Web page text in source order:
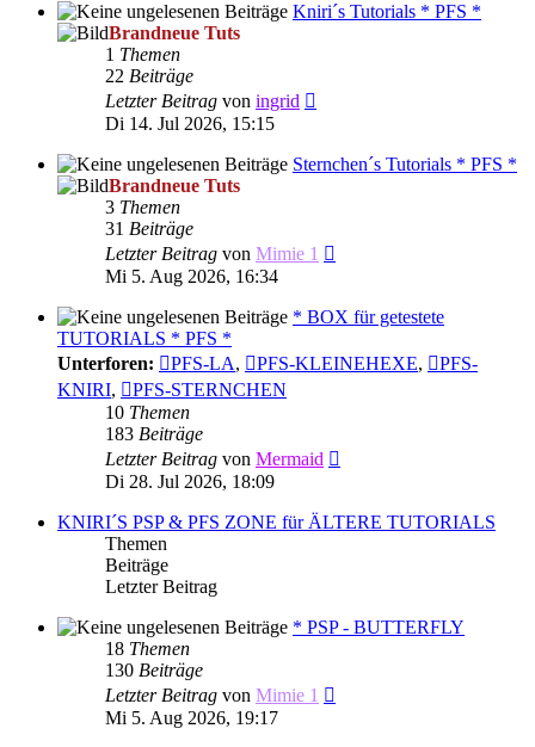
Kniri´s Tutorials * PFS *
Brandneue Tuts
1 Themen
22 Beiträge
Letzter Beitrag von ingrid
Di 14. Jul 2026, 15:15
Sternchen´s Tutorials * PFS *
Brandneue Tuts
3 Themen
31 Beiträge
Letzter Beitrag von Mimie 1
Mi 5. Aug 2026, 16:34
* BOX für getestete
TUTORIALS * PFS *
Unterforen:
PFS-LA, PFS-KLEINEHEXE,
PFS-
KNIRI,
PFS-STERNCHEN
10 Themen
183 Beiträge
Letzter Beitrag von Mermaid
Di 28. Jul 2026, 18:09
KNIRI´S PSP & PFS ZONE für ÄLTERE TUTORIALS
Themen
Beiträge
Letzter Beitrag
* PSP - BUTTERFLY
18 Themen
130 Beiträge
Letzter Beitrag von Mimie 1
Mi 5. Aug 2026, 19:17